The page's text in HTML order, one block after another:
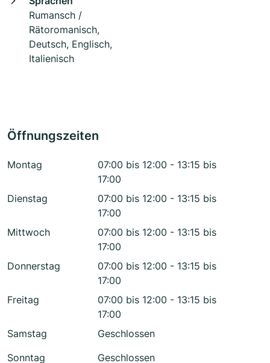
Rumansch /
Rätoromanisch,
Deutsch, Englisch,
Italienisch
Öffnungszeiten
Montag
07:00 bis 12:00 - 13:15 bis
17:00
Dienstag
07:00 bis 12:00 - 13:15 bis
17:00
Mittwoch
07:00 bis 12:00 - 13:15 bis
17:00
Donnerstag
07:00 bis 12:00 - 13:15 bis
17:00
Freitag
07:00 bis 12:00 - 13:15 bis
17:00
Samstag
Geschlossen
Sonntag
Geschlossen